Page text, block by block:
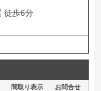
徒歩6分
間取り表示 お問合せ